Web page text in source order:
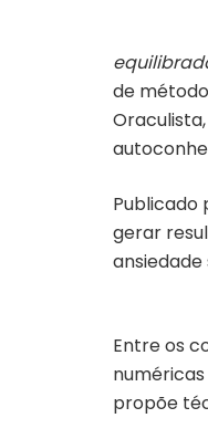
de
Publicado
gerar
Entre os
propõe